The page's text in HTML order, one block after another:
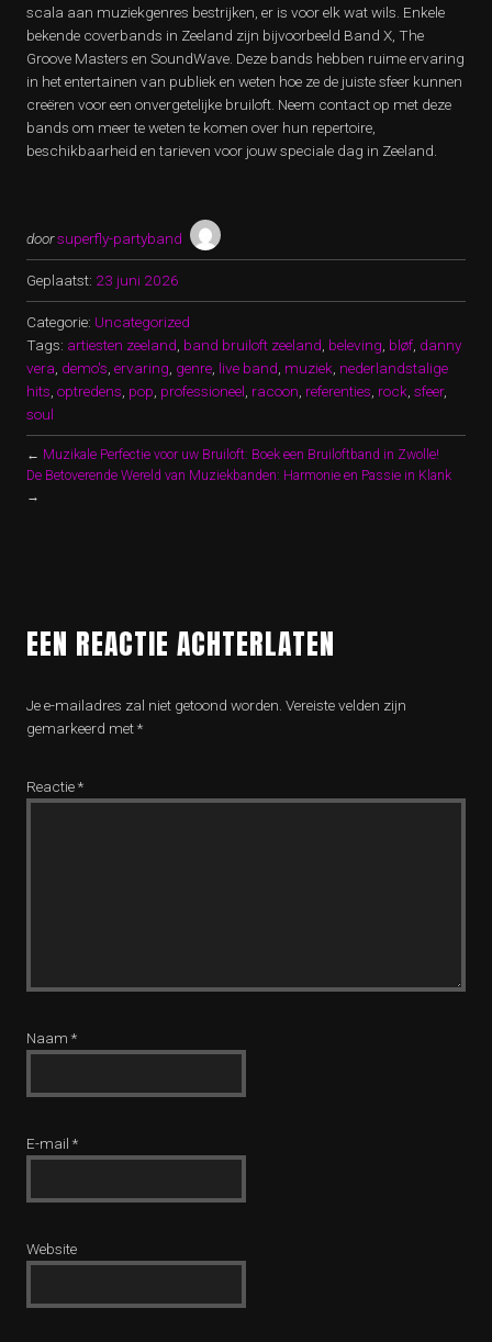
scala aan muziekgenres bestrijken, er is voor elk wat wils. Enkele
bekende coverbands in Zeeland zijn bijvoorbeeld Band X, The
Groove Masters en SoundWave. Deze bands hebben ruime ervaring
in het entertainen van publiek en weten hoe ze de juiste sfeer kunnen
creëren voor een onvergetelijke bruiloft. Neem contact op met deze
bands om meer te weten te komen over hun repertoire,
beschikbaarheid en tarieven voor jouw speciale dag in Zeeland.
doorsuperfly-partyband
Geplaatst: 23 juni 2026
Categorie: Uncategorized
Tags: artiesten zeeland band bruiloft zeeland beleving bløf danny
vera demo's ervaring genre live band muziek nederlandstalige
hits optredens pop professioneel racoon referenties rock sfeer,
soul
← Muzikale Perfectie voor uw Bruiloft: Boek een Bruiloftband in Zwolle!
De Betoverende Wereld van Muziekbanden: Harmonie en Passie in Klank
→
EEN REACTIE ACHTERLATEN
Je e-mailadres zal niet getoond worden. Vereiste velden zijn
gemarkeerd met*
Reactie*
Naam *
E-mail *
Website